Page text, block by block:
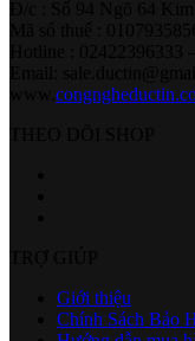
Giới thiệu
Chính Sách Bảo